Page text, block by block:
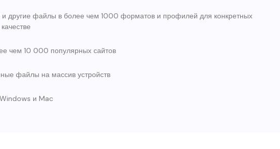
и другие файлы в более чем 1000 форматов и профилей для конкретных
чем 10 000 популярных сайтов
файлы на массив устройств
и Mac